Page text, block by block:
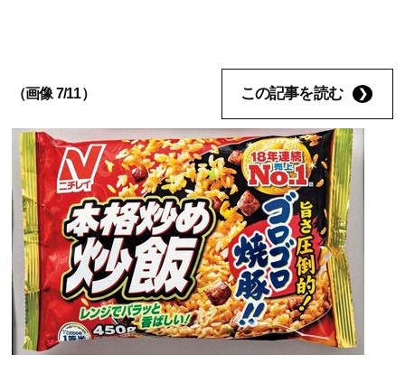
（画像 7/11） この記事を読む